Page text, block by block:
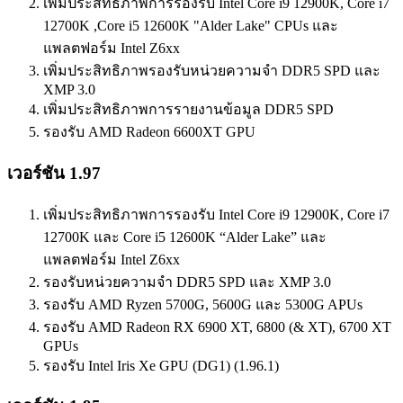
เพิ่มประสิทธิภาพการรองรับ Intel Core i9 12900K, Core i7
12700K ,Core i5 12600K "Alder Lake" CPUs และ
แพลตฟอร์ม Intel Z6xx
เพิ่มประสิทธิภาพรองรับหน่วยความจำ DDR5 SPD และ
XMP 3.0
เพิ่มประสิทธิภาพการรายงานข้อมูล DDR5 SPD
รองรับ AMD Radeon 6600XT GPU
เวอร์ชัน 1.97
เพิ่มประสิทธิภาพการรองรับ Intel Core i9 12900K, Core i7
12700K และ Core i5 12600K “Alder Lake” และ
แพลตฟอร์ม Intel Z6xx
รองรับหน่วยความจำ DDR5 SPD และ XMP 3.0
รองรับ AMD Ryzen 5700G, 5600G และ 5300G APUs
รองรับ AMD Radeon RX 6900 XT, 6800 (& XT), 6700 XT
GPUs
รองรับ Intel Iris Xe GPU (DG1) (1.96.1)